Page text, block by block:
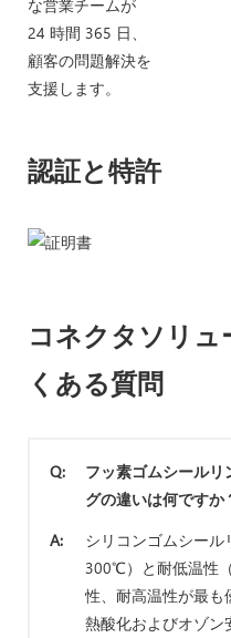
な営業チームが
24 時間 365 日、
顧客の問題解決を
支援します。
認証と特許
コネクタソリュ
くある質問
Q:
フッ素ゴムシール
グの違いは何ですか
A:
シリコンゴムシー
300℃）と耐低温性
性、耐高温性が最も
熱酸化およびオゾン